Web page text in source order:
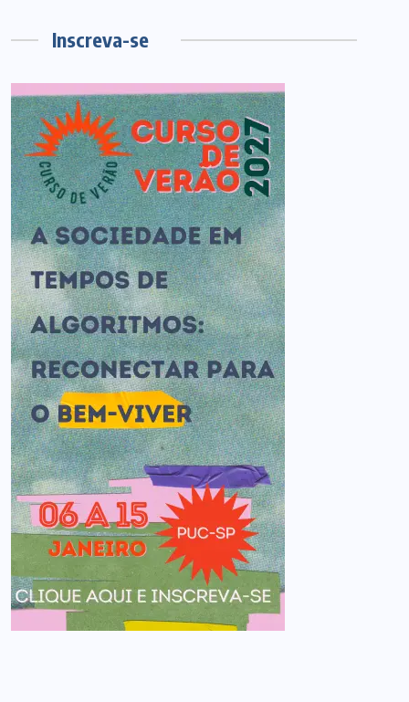
Inscreva-se